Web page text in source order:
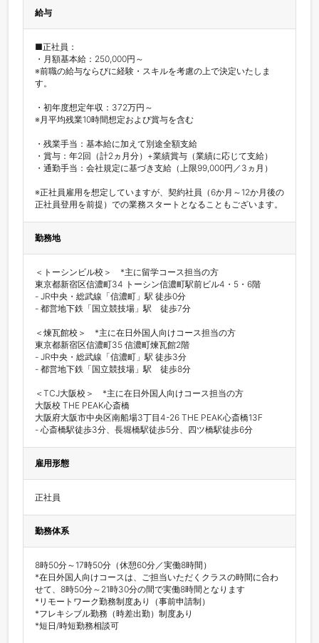
給与
■正社員：
・月額基本給：250,000円～
※前職の給与ならびに経験・スキルを考慮の上で決定いたしま
す。
・初年度想定年収：372万円～
※月平均残業10時間想定および賞与を含む
・残業手当：基本給に加えて別途全額支給
・賞与：年2回（計2ヵ月分）+業績賞与（業績に応じて支給）
・通勤手当：会社規定に基づき支給（上限99,000円／3ヵ月）
※正社員雇用を想定していますが、契約社員（6か月～12か月後の
正社員登用を前提）での業務スタートとなることもございます。
勤務地
＜トーシンビル校＞　*主に留学コース担当の方
東京都新宿区信濃町34 トーシン信濃町駅前ビル4・5・6階
- JR中央・総武線「信濃町」駅 徒歩0分
- 都営地下鉄「国立競技場」駅　徒歩7分
＜煉瓦館校＞　*主に在日外国人向けコース担当の方
東京都新宿区信濃町35 信濃町煉瓦館2階
- JR中央・総武線「信濃町」駅 徒歩3分
- 都営地下鉄「国立競技場」駅　徒歩8分
＜TCJ大阪校＞　*主に在日外国人向けコース担当の方
大阪校 THE PEAK心斎橋
大阪府大阪市中央区南船場3丁目4-26 THE PEAK心斎橋13F
- 心斎橋駅徒歩3分、長堀橋駅徒歩5分、四ツ橋駅徒歩6分
雇用形態
正社員
勤務体系
8時50分～17時50分（休憩60分／実働8時間）
*在日外国人向けコースは、ご担当いただくクラスの時間に合わ
せて、8時50分～21時30分の間で実働8時間となります
*リモートワーク勤務制度あり（事前申請制）
*フレキシブル勤務（時差出勤）制度あり
*短日/時短勤務相談可